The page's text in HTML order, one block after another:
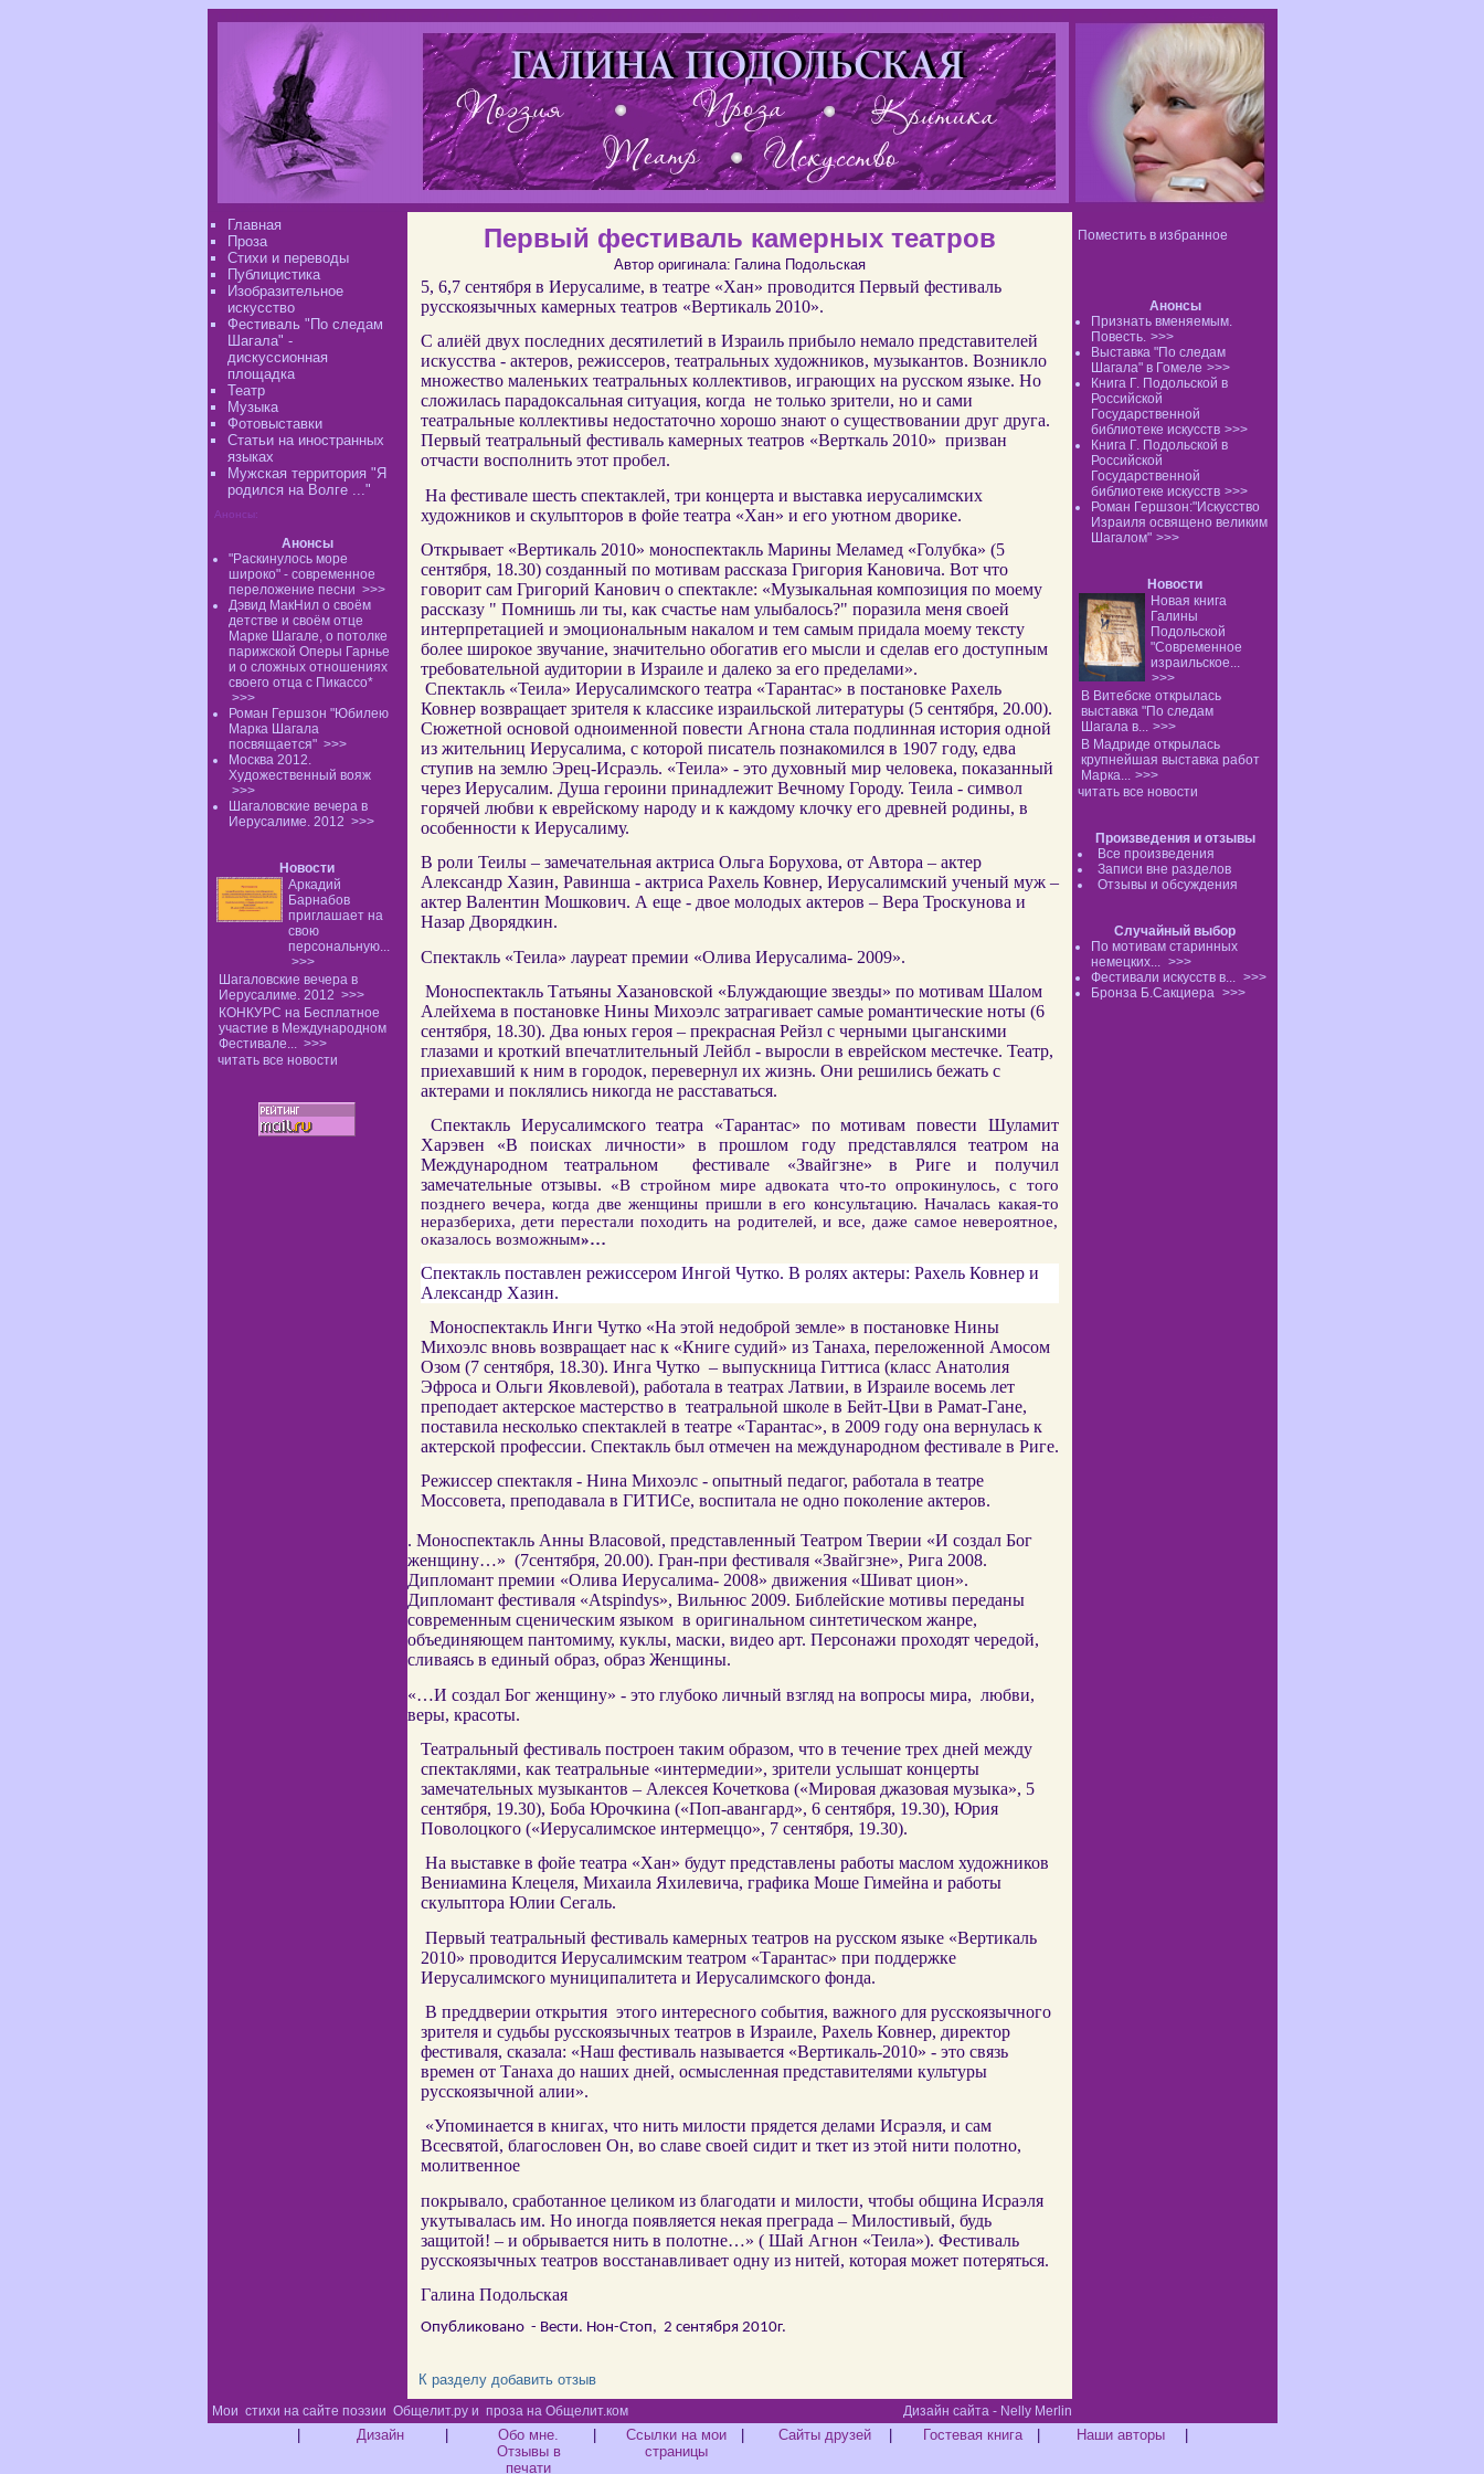
Поместить в избранное
Анонсы
Признать вменяемым.
Повесть. >>>
Выставка "По следам
Шагала" в Гомеле >>>
Книга Г. Подольской в
Российской
Государственной
библиотеке искусств >>>
Книга Г. Подольской в
Российской
Государственной
библиотеке искусств >>>
Роман Гершзон:"Искусство
Израиля освящено великим
Шагалом" >>>
Новости
Новая книга
Галины
Подольской
"Современное
израильское...
>>>
В Витебске открылась
выставка "По следам
Шагала в... >>>
В Мадриде открылась
крупнейшая выставка работ
Марка... >>>
читать все новости
Произведения и отзывы
Все произведения
Записи вне разделов
Отзывы и обсуждения
Случайный выбор
По мотивам старинных
немецких... >>>
Фестивали искусств в... >>>
Бронза Б.Сакциера >>>
Главная
Проза
Стихи и переводы
Публицистика
Изобразительное
искусство
Фестиваль "По следам
Шагала" -
дискуссионная
площадка
Театр
Музыка
Фотовыставки
Статьи на иностранных
языках
Мужская территория "Я
родился на Волге ..."
Анонсы:
Анонсы
"Раскинулось море
широко" - современное
переложение песни >>>
Дэвид МакНил о своём
детстве и своём отце
Марке Шагале, о потолке
парижской Оперы Гарнье
и о сложных отношениях
своего отца с Пикассо*
>>>
Роман Гершзон "Юбилею
Марка Шагала
посвящается" >>>
Москва 2012.
Художественный вояж
>>>
Шагаловские вечера в
Иерусалиме. 2012 >>>
Новости
Аркадий
Барнабов
приглашает на
свою
персональную...
>>>
Шагаловские вечера в
Иерусалиме. 2012 >>>
КОНКУРС на Бесплатное
участие в Международном
Фестивале... >>>
читать все новости
Первый фестиваль камерных театров
Автор оригинала: Галина Подольская
5, 6,7 сентября в Иерусалиме, в театре «Хан» проводится Первый фестиваль
русскоязычных камерных театров «Вертикаль 2010».
С алиёй двух последних десятилетий в Израиль прибыло немало представителей
искусства - актеров, режиссеров, театральных художников, музыкантов. Возникло
множество маленьких театральных коллективов, играющих на русском языке. Но
сложилась парадоксальная ситуация, когда не только зрители, но и сами
театральные коллективы недостаточно хорошо знают о существовании друг друга.
Первый театральный фестиваль камерных театров «Верткаль 2010» призван
отчасти восполнить этот пробел.
На фестивале шесть спектаклей, три концерта и выставка иерусалимских
художников и скульпторов в фойе театра «Хан» и его уютном дворике.
Открывает «Вертикаль 2010» моноспектакль Марины Меламед «Голубка» (5
сентября, 18.30) созданный по мотивам рассказа Григория Кановича. Вот что
говорит сам Григорий Канович о спектакле: «Музыкальная композиция по моему
рассказу " Помнишь ли ты, как счастье нам улыбалось?" поразила меня своей
интерпретацией и эмоциональным накалом и тем самым придала моему тексту
более широкое звучание, значительно обогатив его мысли и сделав его доступным
требовательной аудитории в Израиле и далеко за его пределами».
Спектакль «Теила» Иерусалимского театра «Тарантас» в постановке Рахель
Ковнер возвращает зрителя к классике израильской литературы (5 сентября, 20.00).
Сюжетной основой одноименной повести Агнона стала подлинная история одной
из жительниц Иерусалима, с которой писатель познакомился в 1907 году, едва
ступив на землю Эрец-Исраэль. «Теила» - это духовный мир человека, показанный
через Иерусалим. Душа героини принадлежит Вечному Городу. Теила - символ
горячей любви к еврейскому народу и к каждому клочку его древней родины, в
особенности к Иерусалиму.
В роли Теилы – замечательная актриса Ольга Борухова, от Автора – актер
Александр Хазин, Равинша - актриса Рахель Ковнер, Иерусалимский ученый муж –
актер Валентин Мошкович. А еще - двое молодых актеров – Вера Троскунова и
Назар Дворядкин.
Спектакль «Теила» лауреат премии «Олива Иерусалима- 2009».
Моноспектакль Татьяны Хазановской «Блуждающие звезды» по мотивам Шалом
Алейхема в постановке Нины Михоэлс затрагивает самые романтические ноты (6
сентября, 18.30). Два юных героя – прекрасная Рейзл с черными цыганскими
глазами и кроткий впечатлительный Лейбл-выросли в еврейском местечке. Театр,
приехавший к ним в городок, перевернул их жизнь. Они решились бежать с
актерами и поклялись никогда не расставаться.
Спектакль Иерусалимского театра «Тарантас» по мотивам повести Шуламит
Харэвен «В поисках личности» в прошлом году представлялся театром на
Международном театральном фестивале «Звайгзне» в Риге и получил
замечательные отзывы. «В стройном мире адвоката что-то опрокинулось, с того
позднего вечера, когда две женщины пришли в его консультацию. Началась какая-то
неразбериха, дети перестали походить на родителей, и все, даже самое невероятное,
оказалось возможным»…
Спектакль поставлен режиссером Ингой Чутко. В ролях актеры: Рахель Ковнер и
Александр Хазин.
Моноспектакль Инги Чутко «На этой недоброй земле» в постановке Нины
Михоэлс вновь возвращает нас к «Книге судий» из Танаха, переложенной Амосом
Озом (7 сентября, 18.30). Инга Чутко – выпускница Гиттиса (класс Анатолия
Эфроса и Ольги Яковлевой), работала в театрах Латвии, в Израиле восемь лет
преподает актерское мастерство в театральной школе в Бейт-Цви в Рамат-Гане,
поставила несколько спектаклей в театре «Тарантас», в 2009 году она вернулась к
актерской профессии. Спектакль был отмечен на международном фестивале в Риге.
Режиссер спектакля - Нина Михоэлс - опытный педагог, работала в театре
Моссовета, преподавала в ГИТИСе, воспитала не одно поколение актеров.
. Моноспектакль Анны Власовой, представленный Театром Тверии «И создал Бог
женщину…» (7сентября, 20.00). Гран-при фестиваля «Звайгзне», Рига 2008.
Дипломант премии «Олива Иерусалима- 2008» движения «Шиват цион».
Дипломант фестиваля «Atspindys», Вильнюс 2009. Библейские мотивы переданы
современным сценическим языком в оригинальном синтетическом жанре,
объединяющем пантомиму, куклы, маски, видео арт. Персонажи проходят чередой,
сливаясь в единый образ, образ Женщины.
«…И создал Бог женщину» - это глубоко личный взгляд на вопросы мира, любви,
веры, красоты.
Театральный фестиваль построен таким образом, что в течение трех дней между
спектаклями, как театральные «интермедии», зрители услышат концерты
замечательных музыкантов – Алексея Кочеткова («Мировая джазовая музыка», 5
сентября, 19.30), Боба Юрочкина («Поп-авангард», 6 сентября, 19.30), Юрия
Поволоцкого («Иерусалимское интермеццо», 7 сентября, 19.30).
На выставке в фойе театра «Хан» будут представлены работы маслом художников
Вениамина Клецеля, Михаила Яхилевича, графика Моше Гимейна и работы
скульптора Юлии Сегаль.
Первый театральный фестиваль камерных театров на русском языке «Вертикаль
2010» проводится Иерусалимским театром «Тарантас» при поддержке
Иерусалимского муниципалитета и Иерусалимского фонда.
В преддверии открытия этого интересного события, важного для русскоязычного
зрителя и судьбы русскоязычных театров в Израиле, Рахель Ковнер, директор
фестиваля, сказала: «Наш фестиваль называется «Вертикаль-2010» - это связь
времен от Танаха до наших дней, осмысленная представителями культуры
русскоязычной алии».
«Упоминается в книгах, что нить милости прядется делами Исраэля, и сам
Всесвятой, благословен Он, во славе своей сидит и ткет из этой нити полотно,
молитвенное
покрывало, сработанное целиком из благодати и милости, чтобы община Исраэля
укутывалась им. Но иногда появляется некая преграда – Милостивый, будь
защитой! – и обрывается нить в полотне…» ( Шай Агнон «Теила»). Фестиваль
русскоязычных театров восстанавливает одну из нитей, которая может потеряться.
Галина Подольская
Опубликовано - Вести. Нон-Стоп, 2 сентября 2010г.
К разделу добавить отзыв
Мои стихи на сайте поэзии Общелит.ру и проза на Общелит.ком Дизайн сайта - Nelly Merlin
Дизайн
Обо мне.
Отзывы в
печати
Ссылки на мои
страницы
Сайты друзей Гостевая книга Наши авторы